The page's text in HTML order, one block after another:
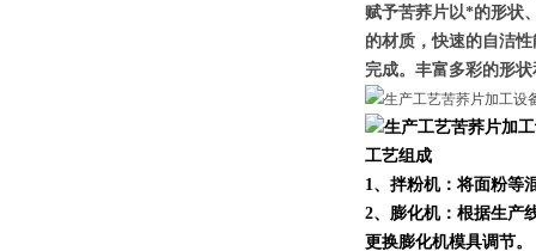
赋予苦荞片以*的形状
的材质，快速的自洁
完成。丰富多彩的形
工艺组成
1、拌粉机：将面粉等
2、膨化机：根据生产
更换膨化机模具调节。